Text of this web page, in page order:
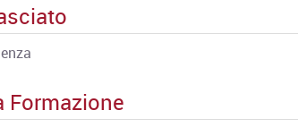
Formazione